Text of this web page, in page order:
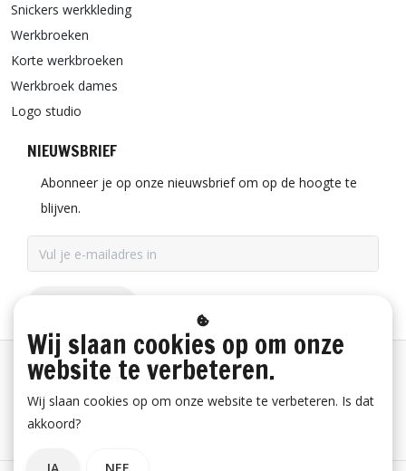
Snickers werkkleding
Werkbroeken
Korte werkbroeken
Werkbroek dames
Logo studio
NIEUWSBRIEF
Abonneer je op onze nieuwsbrief om op de hoogte te
blijven.
Betaalinformatie
Wij slaan cookies op om onze
website te verbeteren.
Wij slaan cookies op om onze website te verbeteren. Is dat
akkoord?